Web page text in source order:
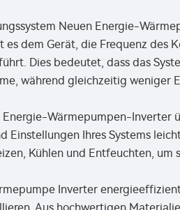
Neuen Energie-
dem Gerät, die Frequenz des
Dies bedeutet, dass das
während gleichzeitig weniger
Energie-Wärmepumpen-Inverter
Ihres Systems
Kühlen und Entfeuchten, um
Inverter